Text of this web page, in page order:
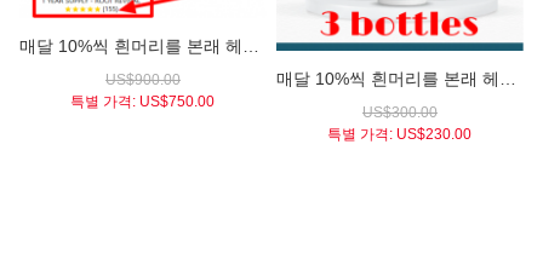
US$900.00
특별 가격: US$750.00
US$300.00
특별 가격: US$230.00